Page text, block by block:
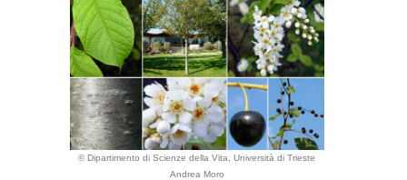
© Dipartimento di Scienze della Vita, Università di Trieste
Andrea Moro